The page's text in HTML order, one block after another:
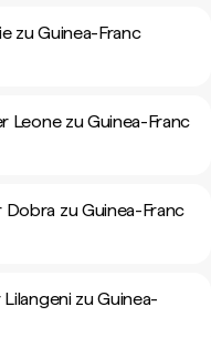
zu Guinea-Franc
Leone zu Guinea-Franc
zu Guinea-Franc
zu Guinea-